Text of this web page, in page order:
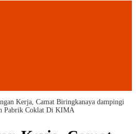
Kerja, Camat Biringkanaya dampingi
Pabrik Coklat Di KIMA